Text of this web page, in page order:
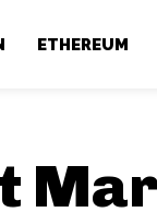
ETHEREUM